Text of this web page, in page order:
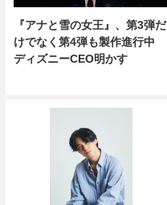
『アナと雪の女王』、第3弾だ
けでなく第4弾も製作進行中
ディズニーCEO明かす